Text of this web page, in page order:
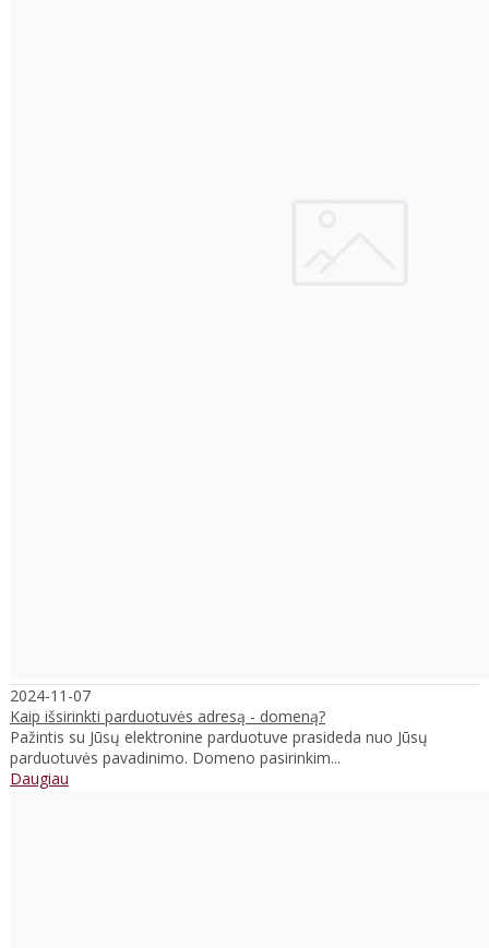
2024-11-07
Kaip išsirinkti parduotuvės adresą - domeną?
Pažintis su Jūsų elektronine parduotuve prasideda nuo Jūsų
parduotuvės pavadinimo. Domeno pasirinkim...
Daugiau